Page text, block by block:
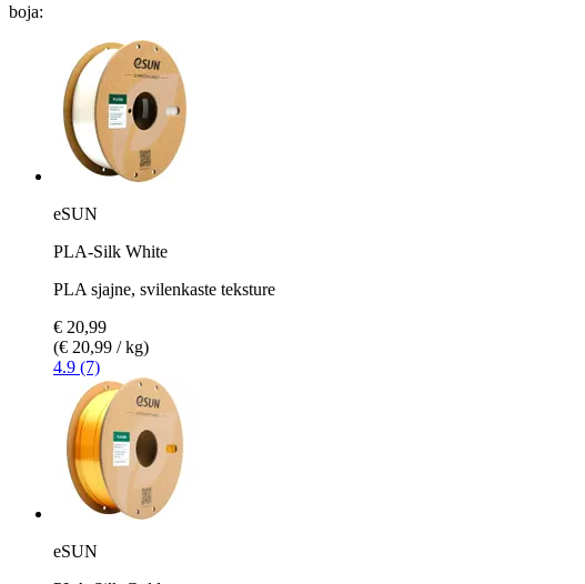
boja:
eSUN
PLA-Silk White
PLA sjajne, svilenkaste teksture
€ 20,99
(€ 20,99 / kg)
4.9 (7)
eSUN